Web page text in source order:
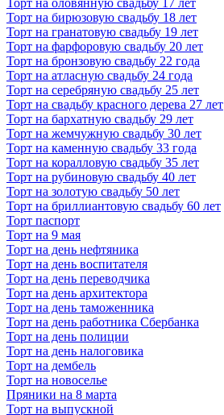
Торт на оловянную свадьбу 17 лет
Торт на бирюзовую свадьбу 18 лет
Торт на гранатовую свадьбу 19 лет
Торт на фарфоровую свадьбу 20 лет
Торт на бронзовую свадьбу 22 года
Торт на атласную свадьбу 24 года
Торт на серебряную свадьбу 25 лет
Торт на свадьбу красного дерева 27 лет
Торт на бархатную свадьбу 29 лет
Торт на жемчужную свадьбу 30 лет
Торт на каменную свадьбу 33 года
Торт на коралловую свадьбу 35 лет
Торт на рубиновую свадьбу 40 лет
Торт на золотую свадьбу 50 лет
Торт на бриллиантовую свадьбу 60 лет
Торт паспорт
Торт на 9 мая
Торт на день нефтяника
Торт на день воспитателя
Торт на день переводчика
Торт на день архитектора
Торт на день таможенника
Торт на день работника Сбербанка
Торт на день полиции
Торт на день налоговика
Торт на дембель
Торт на новоселье
Пряники на 8 марта
Торт на выпускной